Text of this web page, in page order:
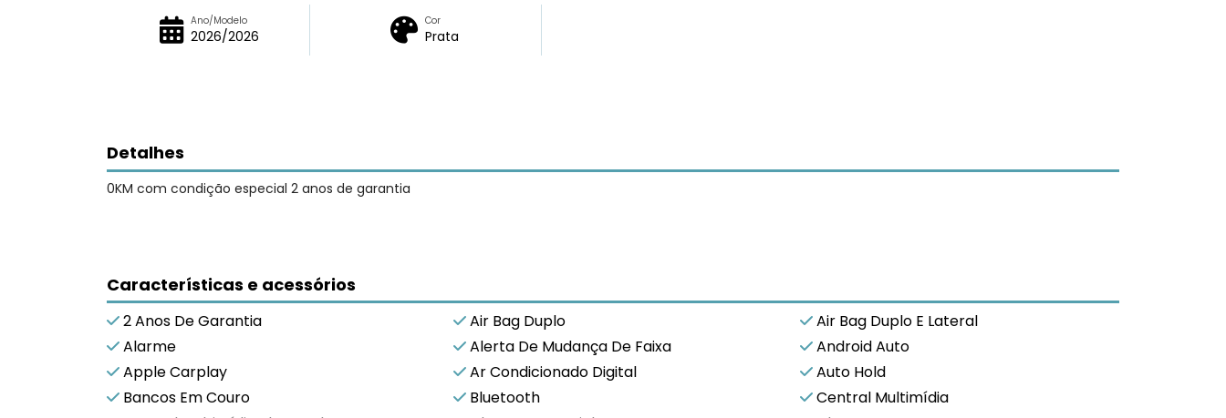
Ano/Modelo
2026/2026
Cor
Prata
Detalhes
0KM com condição especial 2 anos de garantia
Características e acessórios
2 Anos De Garantia Air Bag Duplo
Air Bag Duplo E Lateral
Alarme
Alerta De Mudança De Faixa
Android Auto
Apple Carplay
Ar Condicionado Digital
Auto Hold
Bancos Em Couro
Bluetooth
Central Multimídia